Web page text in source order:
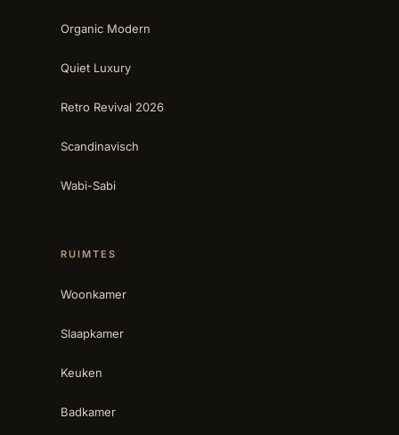
Organic Modern
Quiet Luxury
Retro Revival 2026
Scandinavisch
Wabi-Sabi
RUIMTES
Woonkamer
Slaapkamer
Keuken
Badkamer